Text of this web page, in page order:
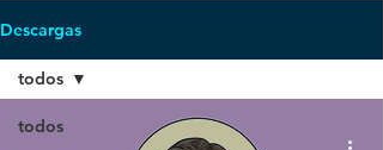
Descargas
todos
todos